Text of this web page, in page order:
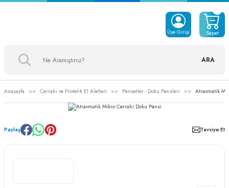
ARA
Üye Girişi Sepet
Anasayfa Cerrahi ve Protetik El Aletleri Pensetler - Doku Pensleri Atravmatik
Paylaş Tavsiye Et